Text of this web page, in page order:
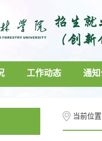
工作动态 通
当前位置